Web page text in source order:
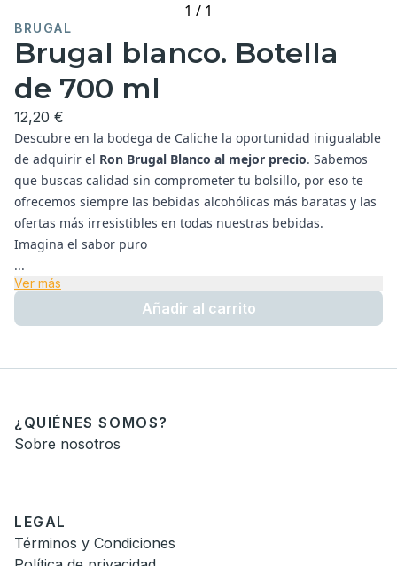
1 / 1
BRUGAL
Brugal blanco. Botella
de 700 ml
12,20 €
Descubre en la bodega de Caliche la oportunidad inigualable
de adquirir el Ron Brugal Blanco al mejor precio. Sabemos
que buscas calidad sin comprometer tu bolsillo, por eso te
ofrecemos siempre las bebidas alcohólicas más baratas y las
ofertas más irresistibles en todas nuestras bebidas.
Imagina el sabor puro
...
Ver más
Añadir al carrito
¿QUIÉNES SOMOS?
Sobre nosotros
LEGAL
Términos y Condiciones